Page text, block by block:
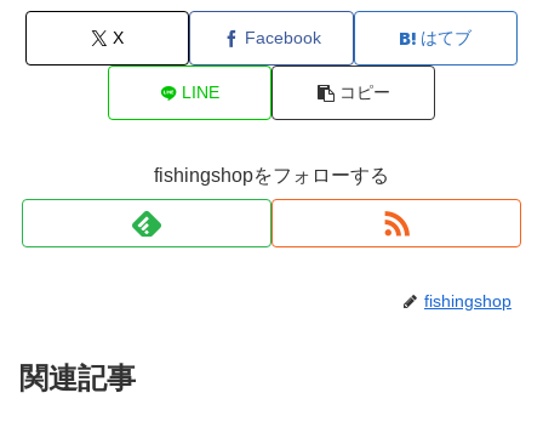
X Facebook はてブ
LINE コピー
fishingshopをフォローする
fishingshop
関連記事